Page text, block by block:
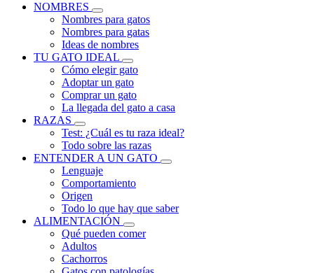
NOMBRES
Nombres para gatos
Nombres para gatas
Ideas de nombres
TU GATO IDEAL
Cómo elegir gato
Adoptar un gato
Comprar un gato
La llegada del gato a casa
RAZAS
Test: ¿Cuál es tu raza ideal?
Todo sobre las razas
ENTENDER A UN GATO
Lenguaje
Comportamiento
Origen
Todo lo que hay que saber
ALIMENTACIÓN
Qué pueden comer
Adultos
Cachorros